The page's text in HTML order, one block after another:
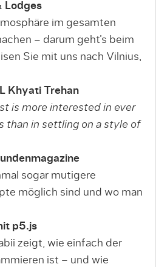
Lodges
im gesamten
– darum geht’s beim
Sie mit uns nach Vilnius,
Khyati Trehan
is more interested in ever
than in settling on a style of
sogar mutigere
möglich sind und wo man
p5.js
zeigt, wie einfach der
ist – und wie